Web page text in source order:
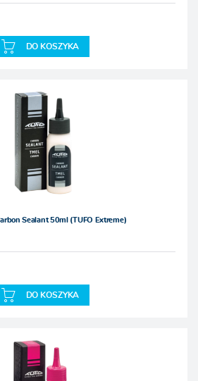
DO KOSZYKA
Sealant 50ml (TUFO Extreme)
DO KOSZYKA